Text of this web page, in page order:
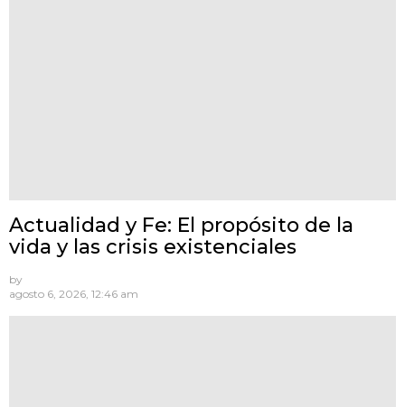
Actualidad y Fe: El propósito de la
vida y las crisis existenciales
by
agosto 6, 2026, 12:46 am